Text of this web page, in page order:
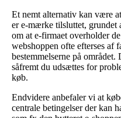
Et nemt alternativ kan være
er e-mærke tilsluttet,
om at e-firmaet overholder
webshoppen ofte efterses af
bestemmelserne på
såfremt du udsættes for
køb.
Endvidere anbefaler vi at
centrale betingelser der kan